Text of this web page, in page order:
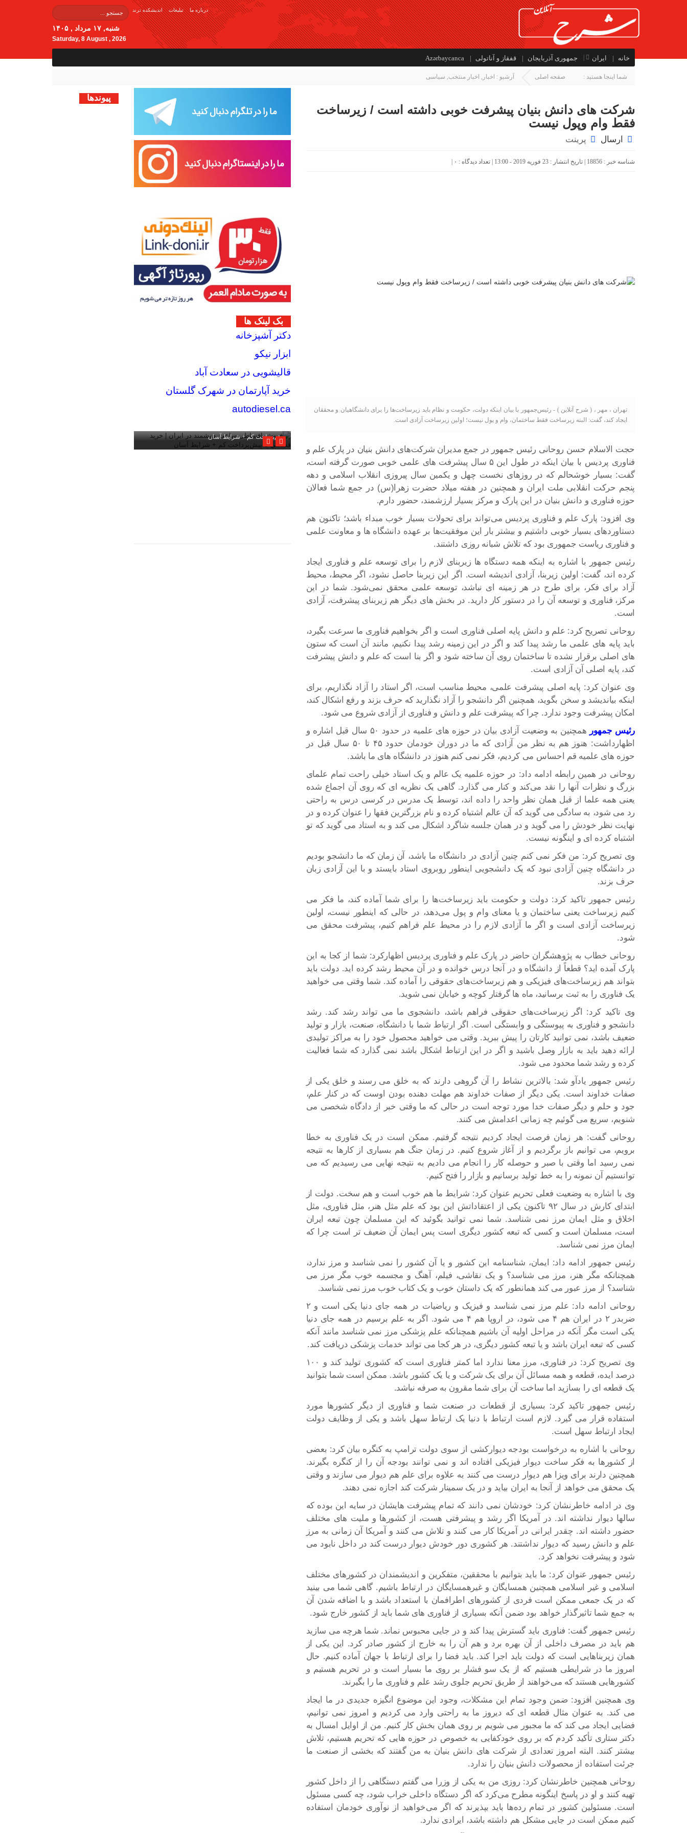
اندیشکده ترند تبلیغات درباره ما
شنبه, ۱۷ مرداد , ۱۴۰۵
Saturday, 8 August , 2026
خانه ایران جمهوری آذربایجان قفقاز و آناتولی Azərbaycanca
شما اینجا هستید : صفحه اصلی آرشیو : اخبار , اخبار منتخب, سیاسی
شرکت های دانش بنیان پیشرفت خوبی داشته است / زیرساخت
فقط وام وپول نیست
ارسال پرینت
شناسه خبر : 18856 | تاریخ انتشار : 23 فوریه 2019 - 13:00 | تعداد دیدگاه : ۰
تهران ، مهر ، ( شرح آنلاین ) - رئیس‌جمهور با بیان اینکه دولت، حکومت و نظام باید زیرساخت‌ها را برای دانشگاهیان و محققان
ایجاد کند، گفت: البته زیرساخت فقط ساختمان، وام و پول نیست؛ اولین زیرساخت آزادی است.
حجت الاسلام حسن روحانی رئیس جمهور در جمع مدیران شرکت‌های دانش بنیان در پارک علم و
فناوری پردیس با بیان اینکه در طول این ۵ سال پیشرفت های علمی خوبی صورت گرفته است،
گفت: بسیار خوشحالم که در روزهای نخست چهل و یکمین سال پیروزی انقلاب اسلامی و دهه
پنجم حرکت انقلابی ملت ایران و همچنین در هفته میلاد حضرت زهرا(س) در جمع شما فعالان
حوزه فناوری و دانش بنیان در این پارک و مرکز بسیار ارزشمند، حضور دارم.
وی افزود: پارک علم و فناوری پردیس می‌تواند برای تحولات بسیار خوب مبداء باشد؛ تاکنون هم
دستاوردهای بسیار خوبی داشتیم و بیشتر بار این موفقیت‌ها بر عهده دانشگاه ها و معاونت علمی
و فناوری ریاست جمهوری بود که تلاش شبانه روزی داشتند.
رئیس جمهور با اشاره به اینکه همه دستگاه ها زیربنای لازم را برای توسعه علم و فناوری ایجاد
کرده اند، گفت: اولین زیربنا، آزادی اندیشه است. اگر این زیربنا حاصل نشود، اگر محیط، محیط
آزاد برای فکر، برای طرح در هر زمینه ای نباشد، توسعه علمی محقق نمی‌شود. شما در این
مرکز، فناوری و توسعه آن را در دستور کار دارید. در بخش های دیگر هم زیربنای پیشرفت، آزادی
است.
روحانی تصریح کرد: علم و دانش پایه اصلی فناوری است و اگر بخواهیم فناوری ما سرعت بگیرد،
باید پایه های علمی ما رشد پیدا کند و اگر در این زمینه رشد پیدا نکنیم، مانند آن است که ستون
های اصلی برقرار نشده تا ساختمان روی آن ساخته شود و اگر بنا است که علم و دانش پیشرفت
کند، پایه اصلی آن آزادی است.
وی عنوان کرد: پایه اصلی پیشرفت علمی، محیط مناسب است، اگر استاد را آزاد نگذاریم، برای
اینکه بیاندیشد و سخن بگوید، همچنین اگر دانشجو را آزاد نگذارید که حرف بزند و رفع اشکال کند،
امکان پیشرفت وجود ندارد. چرا که پیشرفت علم و دانش و فناوری از آزادی شروع می شود.
رئیس جمهور
همچنین به وضعیت آزادی بیان در حوزه های علمیه در حدود ۵۰ سال قبل اشاره و
اظهارداشت: هنوز هم به نظر من آزادی که ما در دوران خودمان حدود ۴۵ تا ۵۰ سال قبل در
حوزه های علمیه قم احساس می کردیم، فکر نمی کنم هنوز در دانشگاه های ما باشد.
روحانی در همین رابطه ادامه داد: در حوزه علمیه یک عالم و یک استاد خیلی راحت تمام علمای
بزرگ و نظرات آنها را نقد می‌کند و کنار می گذارد. گاهی یک نظریه ای که روی آن اجماع شده
یعنی همه علما از قبل همان نظر واحد را داده اند، توسط یک مدرس در کرسی درس به راحتی
رد می شود، به سادگی می گوید که آن عالم اشتباه کرده و نام بزرگترین فقها را عنوان کرده و در
نهایت نظر خودش را می گوید و در همان جلسه شاگرد اشکال می کند و به استاد می گوید که تو
اشتباه کرده ای و اینگونه نیست.
وی تصریح کرد: من فکر نمی کنم چنین آزادی در دانشگاه ما باشد، آن زمان که ما دانشجو بودیم
در دانشگاه چنین آزادی نبود که یک دانشجویی اینطور روبروی استاد بایستد و با این آزادی زبان
حرف بزند.
رئیس جمهور تاکید کرد: دولت و حکومت باید زیرساخت‌ها را برای شما آماده کند، ما فکر می
کنیم زیرساخت یعنی ساختمان و یا معنای وام و پول می‌دهد، در حالی که اینطور نیست، اولین
زیرساخت آزادی است و اگر ما آزادی لازم را در محیط علم فراهم کنیم، پیشرفت محقق می
شود.
روحانی خطاب به پژوهشگران حاضر در پارک علم و فناوری پردیس اظهارکرد: شما از کجا به این
پارک آمده اید؟ قطعاً از دانشگاه و در آنجا درس خوانده و در آن محیط رشد کرده اید. دولت باید
بتواند هم زیرساخت‌های فیزیکی و هم زیرساخت‌های حقوقی را آماده کند. شما وقتی می خواهید
یک فناوری را به ثبت برسانید، ماه ها گرفتار کوچه و خیابان نمی شوید.
وی تاکید کرد: اگر زیرساخت‌های حقوقی فراهم باشد، دانشجوی ما می تواند رشد کند. رشد
دانشجو و فناوری به پیوستگی و وابستگی است. اگر ارتباط شما با دانشگاه، صنعت، بازار و تولید
ضعیف باشد، نمی توانید کارتان را پیش ببرید. وقتی می خواهید محصول خود را به مراکز تولیدی
ارائه دهید باید به بازار وصل باشید و اگر در این ارتباط اشکال باشد نمی گذارد که شما فعالیت
کرده و رشد شما محدود می شود.
رئیس جمهور یادآو شد: بالاترین نشاط را آن گروهی دارند که به خلق می رسند و خلق یکی از
صفات خداوند است. یکی دیگر از صفات خداوند هم مهلت دهنده بودن اوست که در کنار علم،
جود و حلم و دیگر صفات خدا مورد توجه است در حالی که ما وقتی خبر از دادگاه شخصی می
شنویم، سریع می گوئیم چه زمانی اعدامش می کنند.
روحانی گفت: هر زمان فرصت ایجاد کردیم نتیجه گرفتیم. ممکن است در یک فناوری به خطا
برویم، می توانیم باز برگردیم و از آغاز شروع کنیم. در زمان جنگ هم بسیاری از کارها به نتیجه
نمی رسید اما وقتی با صبر و حوصله کار را انجام می دادیم به نتیجه نهایی می رسیدیم که می
توانستیم آن نمونه را به خط تولید برسانیم و بازار را فتح کنیم.
وی با اشاره به وضعیت فعلی تحریم عنوان کرد: شرایط ما هم خوب است و هم سخت. دولت از
ابتدای کارش در سال ۹۲ تاکنون یکی از اعتقاداتش این بود که علم مثل هنر، مثل فناوری، مثل
اخلاق و مثل ایمان مرز نمی شناسد. شما نمی توانید بگوئید که این مسلمان چون تبعه ایران
است، مسلمان است و کسی که تبعه کشور دیگری است پس ایمان آن ضعیف تر است چرا که
ایمان مرز نمی شناسد.
رئیس جمهور ادامه داد: ایمان، شناسنامه این کشور و یا آن کشور را نمی شناسد و مرز ندارد،
همچنانکه مگر هنر، مرز می شناسد؟ و یک نقاشی، فیلم، آهنگ و مجسمه خوب مگر مرز می
شناسد؟ از مرز عبور می کند همانطور که یک داستان خوب و یک کتاب خوب مرز نمی شناسد.
روحانی ادامه داد: علم مرز نمی شناسد و فیزیک و ریاضیات در همه جای دنیا یکی است و ۲
ضربدر ۲ در ایران هم ۴ می شود، در اروپا هم ۴ می شود. اگر به علم برسیم در همه جای دنیا
یکی است مگر آنکه در مراحل اولیه آن باشیم همچنانکه علم پزشکی مرز نمی شناسد مانند آنکه
کسی که تبعه ایران باشد و یا تبعه کشور دیگری، در هر کجا می تواند خدمات پزشکی دریافت کند.
وی تصریح کرد: در فناوری، مرز معنا ندارد اما کمتر فناوری است که کشوری تولید کند و ۱۰۰
درصد ایده، قطعه و همه مسائل آن برای یک شرکت و یا یک کشور باشد. ممکن است شما بتوانید
یک قطعه ای را بسازید اما ساخت آن برای شما مقرون به صرفه نباشد.
رئیس جمهور تاکید کرد: بسیاری از قطعات در صنعت شما و فناوری از دیگر کشورها مورد
استفاده قرار می گیرد. لازم است ارتباط با دنیا یک ارتباط سهل باشد و یکی از وظایف دولت
ایجاد ارتباط سهل است.
روحانی با اشاره به درخواست بودجه دیوارکشی از سوی دولت ترامپ به کنگره بیان کرد: بعضی
از کشورها به فکر ساخت دیوار فیزیکی افتاده اند و نمی توانند بودجه آن را از کنگره بگیرند.
همچنین دارند برای ویزا هم دیوار درست می کنند به علاوه برای علم هم دیوار می سازند و وقتی
یک محقق می خواهد از آنجا به ایران بیاید و در یک سمینار شرکت کند اجازه نمی دهند.
وی در ادامه خاطرنشان کرد: خودشان نمی دانند که تمام پیشرفت هایشان در سایه این بوده که
سالها دیوار نداشته اند. در آمریکا اگر رشد و پیشرفتی هست، از کشورها و ملیت های مختلف
حضور داشته اند. چقدر ایرانی در آمریکا کار می کنند و تلاش می کنند و آمریکا آن زمانی به مرز
علم و دانش رسید که دیوار نداشتند. هر کشوری دور خودش دیوار درست کند در داخل نابود می
شود و پیشرفت نخواهد کرد.
رئیس جمهور عنوان کرد: ما باید بتوانیم با محققین، متفکرین و اندیشمندان در کشورهای مختلف
اسلامی و غیر اسلامی همچنین همسایگان و غیرهمسایگان در ارتباط باشیم. گاهی شما می بینید
که در یک جمعی ممکن است فردی از کشورهای اطرافمان با استعداد باشد و با اضافه شدن آن
به جمع شما تاثیرگذار خواهد بود ضمن آنکه بسیاری از فناوری های شما باید از کشور خارج شود.
رئیس جمهور گفت: فناوری باید گسترش پیدا کند و در جایی محبوس نماند. شما هرچه می سازید
هم باید در مصرف داخلی از آن بهره برد و هم آن را به خارج از کشور صادر کرد. این یکی از
همان زیربناهایی است که دولت باید اجرا کند. باید فضا را برای ارتباط با جهان آماده کنیم. حال
امروز ما در شرایطی هستیم که از یک سو فشار بر روی ما بسیار است و در تحریم هستیم و
کشورهایی هستند که می‌خواهند از طریق تحریم جلوی رشد علم و فناوری ما را بگیرند.
وی همچنین افزود: ضمن وجود تمام این مشکلات، وجود این موضوع انگیزه جدیدی در ما ایجاد
می کند. به عنوان مثال قطعه ای که دیروز ما به راحتی وارد می کردیم و امروز نمی توانیم،
فضایی ایجاد می کند که ما مجبور می شویم بر روی همان بخش کار کنیم. من از اوایل امسال به
دکتر ستاری تأکید کردم که بر روی خودکفایی به خصوص در حوزه هایی که تحریم هستیم، تلاش
بیشتر کنند. البته امروز تعدادی از شرکت های دانش بنیان به من گفتند که بخشی از صنعت ما
جرئت استفاده از محصولات دانش بنیان را ندارد.
روحانی همچنین خاطرنشان کرد: روزی من به یکی از وزرا می گفتم دستگاهی را از داخل کشور
تهیه کنند و او در پاسخ اینگونه مطرح می‌کرد که اگر دستگاه داخلی خراب شود، چه کسی مسئول
است. مسئولین کشور در تمام رده‌ها باید بپذیرند که اگر می‌خواهید از نوآوری خودمان استفاده
کنیم ممکن است در جایی مشکل هم داشته باشد، ایرادی ندارد.
بک لینک ها
دکتر آشپزخانه
ابزار نیکو
قالیشویی در سعادت آباد
خرید آپارتمان در شهرک گلستان
autodiesel.ca
پیش‌پرداخت کم + شرایط آسان
پیوندها